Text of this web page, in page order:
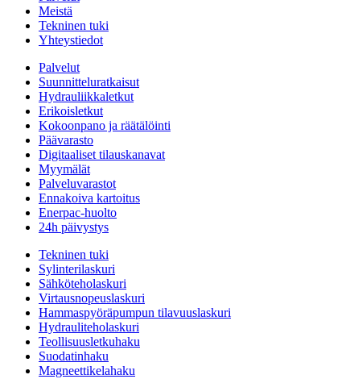
Meistä
Tekninen tuki
Yhteystiedot
Palvelut
Suunnitteluratkaisut
Hydrauliikkaletkut
Erikoisletkut
Kokoonpano ja räätälöinti
Päävarasto
Digitaaliset tilauskanavat
Myymälät
Palveluvarastot
Ennakoiva kartoitus
Enerpac-huolto
24h päivystys
Tekninen tuki
Sylinterilaskuri
Sähköteholaskuri
Virtausnopeuslaskuri
Hammaspyöräpumpun tilavuuslaskuri
Hydrauliteholaskuri
Teollisuusletkuhaku
Suodatinhaku
Magneettikelahaku